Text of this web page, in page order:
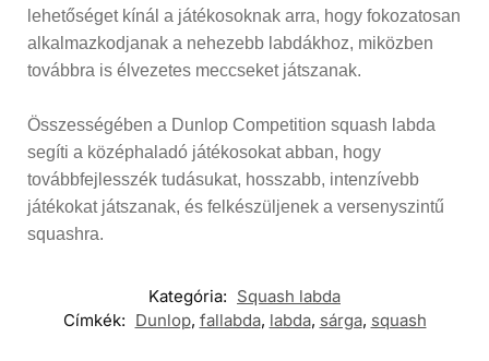
lehetőséget kínál a játékosoknak arra, hogy fokozatosan
alkalmazkodjanak a nehezebb labdákhoz, miközben
továbbra is élvezetes meccseket játszanak.
Összességében a Dunlop Competition squash labda
segíti a középhaladó játékosokat abban, hogy
továbbfejlesszék tudásukat, hosszabb, intenzívebb
játékokat játszanak, és felkészüljenek a versenyszintű
squashra.
Kategória: Squash labda
Címkék: Dunlop, fallabda, labda, sárga, squash